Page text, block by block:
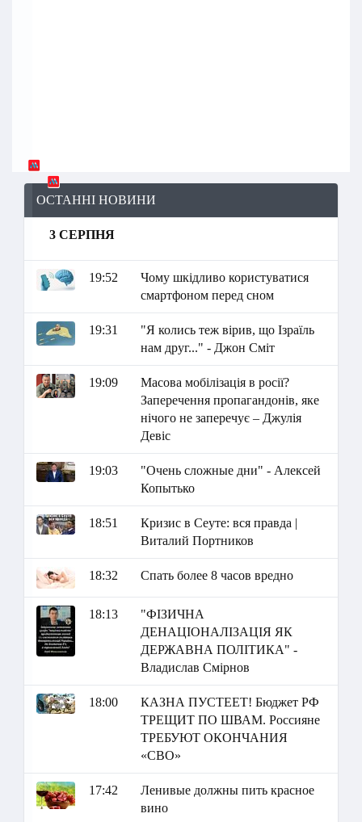
ОСТАННІ НОВИНИ
3 СЕРПНЯ
19:52
Чому шкідливо користуватися
смартфоном перед сном
19:31
"Я колись теж вірив, що Ізраїль
нам друг..." - Джон Сміт
19:09
Масова мобілізація в росії?
Заперечення пропагандонів, яке
нічого не заперечує – Джулія
Девіс
19:03
"Очень сложные дни" - Алексей
Копытько
18:51
Кризис в Сеуте: вся правда |
Виталий Портников
18:32 Спать более 8 часов вредно
18:13
"ФІЗИЧНА
ДЕНАЦІОНАЛІЗАЦІЯ ЯК
ДЕРЖАВНА ПОЛІТИКА" -
Владислав Смірнов
18:00
КАЗНА ПУСТЕЕТ! Бюджет РФ
ТРЕЩИТ ПО ШВАМ. Россияне
ТРЕБУЮТ ОКОНЧАНИЯ
«СВО»
17:42
Ленивые должны пить красное
вино